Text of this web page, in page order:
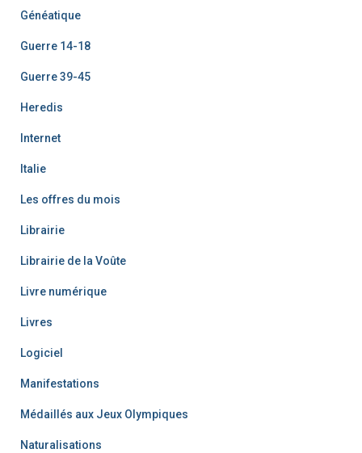
Généatique
Guerre 14-18
Guerre 39-45
Heredis
Internet
Italie
Les offres du mois
Librairie
Librairie de la Voûte
Livre numérique
Livres
Logiciel
Manifestations
Médaillés aux Jeux Olympiques
Naturalisations